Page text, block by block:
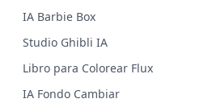
IA Barbie Box
Studio Ghibli IA
Libro para Colorear Flux
IA Fondo Cambiar